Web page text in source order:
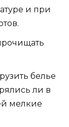
и при
белье
ли в
мелкие